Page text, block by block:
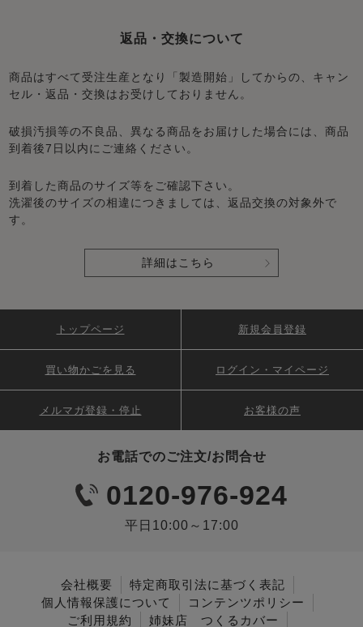
返品・交換について
商品はすべて受注生産となり「製造開始」してからの、キャン
セル・返品・交換はお受けしておりません。
破損汚損等の不良品、異なる商品をお届けした場合には、商品
到着後7日以内にご連絡ください。
到着した商品のサイズ等をご確認下さい。
洗濯後のサイズの相違につきましては、返品交換の対象外で
す。
詳細はこちら
お電話でのご注文/お問合せ
0120-976-924
平日10:00～17:00
トップページ 新規会員登録
買い物かごを見る ログイン・マイページ
メルマガ登録・停止 お客様の声
会社概要
特定商取引法に基づく表記
個人情報保護について
コンテンツポリシー
ご利用規約
姉妹店 つくるカバー